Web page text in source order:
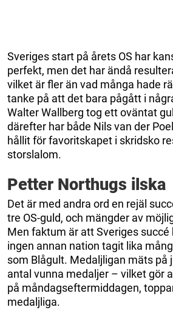
Sveriges start på årets OS har
perfekt, men det har ändå
vilket är fler än vad många hade
tanke på att det bara pågått i
Walter Wallberg tog ett oväntat
därefter har både Nils van der
hållit för favoritskapet i skridsko
storslalom.
Petter Northugs ilska
Det är med andra ord en rejäl
tre OS-guld, och mängder av
Men faktum är att Sveriges succé
ingen annan nation tagit lika
som Blågult. Medaljligan mäts på
antal vunna medaljer – vilket gör
på måndagseftermiddagen,
medaljliga.